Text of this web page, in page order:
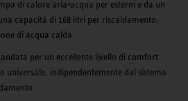
di calore aria-acqua per esterni e da un
capacità di 168 litri per riscaldamento,
di acqua calda
per un eccellente livello di comfort
universale, indipendentemente dal sistema